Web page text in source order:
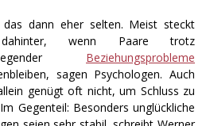
das dann eher selten. Meist steckt
wenn Paare trotz
Beziehungsprobleme
sagen Psychologen. Auch
genügt oft nicht, um Schluss zu
Gegenteil: Besonders unglückliche